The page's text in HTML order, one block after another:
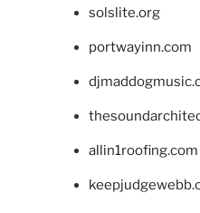
solslite.org
portwayinn.com
allin1roofing.com